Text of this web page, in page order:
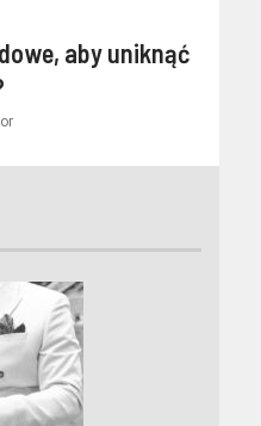
aby uniknąć